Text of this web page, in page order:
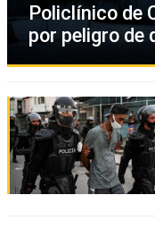
Policlínico de
por peligro de